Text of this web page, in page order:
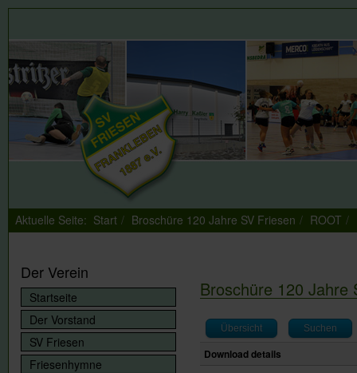
Aktuelle Seite: Start Broschüre 120 Jahre SV Friesen ROOT
Broschüre 120 Jahre
Übersicht Suchen
Download details
Der Verein
Startseite
Der Vorstand
SV Friesen
Friesenhymne